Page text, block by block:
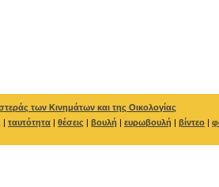
των Κινημάτων και της Οικολογίας
| ταυτότητα | θέσεις | βουλή | ευρωβουλή | βίντεο |